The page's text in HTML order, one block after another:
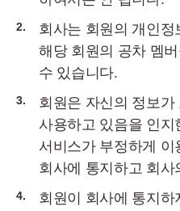
2.
회사는 회원의 개인
해당 회원의 공차 멤
수 있습니다.
3.
회원은 자신의 정보
사용하고 있음을 인지
서비스가 부정하게 이
회사에 통지하고 회
4.
회원이 회사에 통지하